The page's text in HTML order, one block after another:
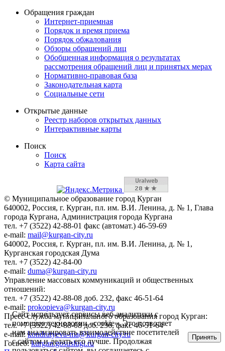
Обращения граждан
Интернет-приемная
Порядок и время приема
Порядок обжалования
Обзоры обращений лиц
Обобщенная информация о результатах
рассмотрения обращений лиц и принятых мерах
Нормативно-правовая база
Законодательная карта
Социальные сети
Открытые данные
Реестр наборов открытых данных
Интерактивные карты
Поиск
Поиск
Карта сайта
© Муниципальное образование город Курган
640002, Россия, г. Курган, пл. им. В.И. Ленина, д. № 1, Глава
города Кургана, Администрация города Кургана
тел. +7 (3522) 42-88-01 факс (автомат.) 46-59-69
e-mail: mail@kurgan-city.ru
640002, Россия, г. Курган, пл. им. В.И. Ленина, д. № 1,
Курганская городская Дума
тел. +7 (3522) 42-84-00
e-mail: duma@kurgan-city.ru
Управление массовых коммуникаций и общественных
отношений:
тел. +7 (3522) 42-88-08 доб. 232, факс 46-51-64
e-mail: prokopieva@kurgan-city.ru
Пресс-служба муниципального образования город Курган:
тел. +7 (3522) 42-88-08 доб. 236, факс 46-51-64
e-mail:kondratyeva-ma@kurgan-city.ru
Госвеб:kurgan.gosuslugi.ru
Сайт использует сервисы веб-аналитики с
помощью технологии «cookie». Это позволяет
нам анализировать взаимодействие посетителей
с сайтом и делать его лучше. Продолжая
Принять